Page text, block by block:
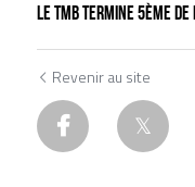
Le TMB termine 5ème
Revenir au site